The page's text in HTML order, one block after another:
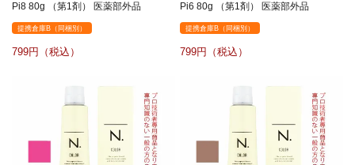
Pi8 80g （第1剤） 医薬部外品
提携倉庫B（同梱別）
799
Pi6 80g （第1剤） 医薬部外品
提携倉庫B（同梱別）
799